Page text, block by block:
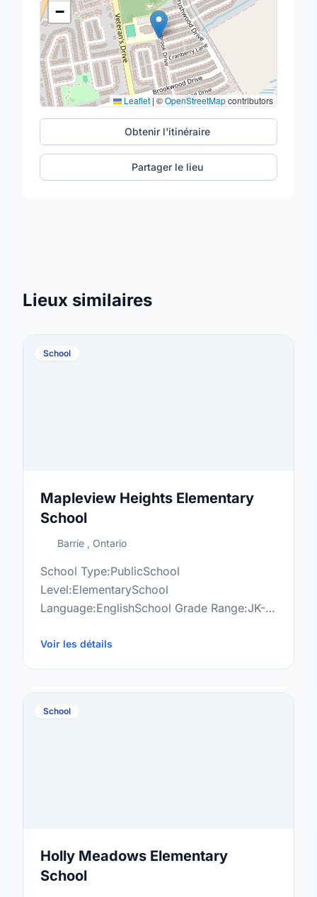
−
Leaflet | ©OpenStreetMapcontributors
Obtenir l'itinéraire
Partager le lieu
Lieux similaires
School
Mapleview Heights Elementary
School
Barrie , Ontario
School Type:PublicSchool
Level:ElementarySchool
Language:EnglishSchool Grade Range:JK-
at:http://mht.scdsb.on.ca/
Voir les détails
School
Holly Meadows Elementary
School